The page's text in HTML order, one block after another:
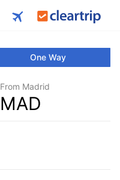
One Way
From Madrid
MAD